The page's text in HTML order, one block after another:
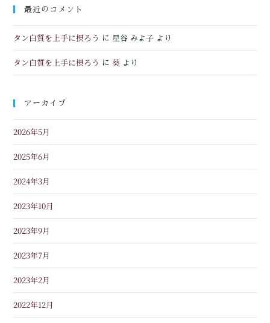
最近のコメント
タン白質を上手に摂ろう に 星谷 みよ子 より
タン白質を上手に摂ろう に葵 より
アーカイブ
2026年5月
2025年6月
2024年3月
2023年10月
2023年9月
2023年7月
2023年2月
2022年12月